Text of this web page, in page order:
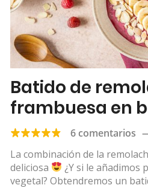
Batido de
frambuesa en
6 comentarios
La combinación de la
deliciosa
¿Y si le añadimos
vegetal? Obtendremos un